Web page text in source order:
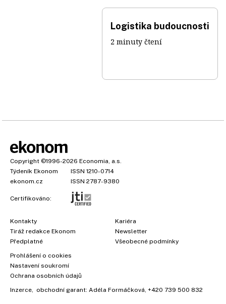
Logistika budoucnosti
2 minuty čtení
Copyright ©1996-2026 Economia, a.s.
Týdeník Ekonom
ISSN 1210-0714
ekonom.cz
ISSN 2787-9380
Certifikováno:
Kontakty
Tiráž redakce Ekonom
Předplatné
Kariéra
Newsletter
Všeobecné podmínky
Prohlášení o cookies
Nastavení soukromí
Ochrana osobních údajů
Inzerce, obchodní garant: Adéla Formáčková, +420 739 500 832